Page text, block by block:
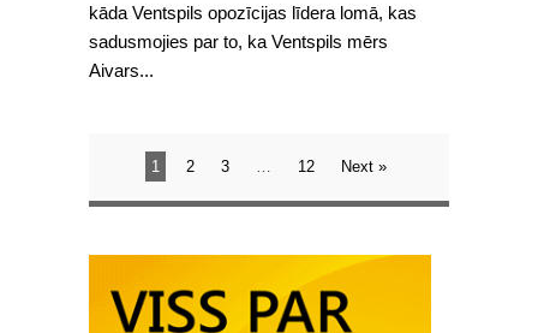
kāda Ventspils opozīcijas līdera lomā, kas
sadusmojies par to, ka Ventspils mērs
Aivars...
1 2 3 … 12 Next »